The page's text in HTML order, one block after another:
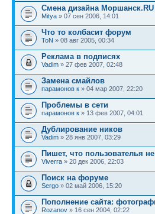
Смена дизайна Моршанск.RU
Mitya » 07 сен 2006, 14:01
Что то колбасит форум
ToN » 08 авг 2005, 00:34
Реклама в подписях
Vadim » 27 фев 2007, 02:48
Замена смайлов
парамонов к » 04 мар 2007, 22:20
Проблемы в сети
парамонов к » 13 фев 2007, 04:01
Дублирование ников
Vadim » 28 янв 2007, 03:29
Пишет, что пользователья
Viverra » 20 дек 2006, 22:03
Поиск на форуме
Sergo » 02 май 2006, 15:20
Пополнение сайта:
Rozanov » 16 сен 2004, 02:22